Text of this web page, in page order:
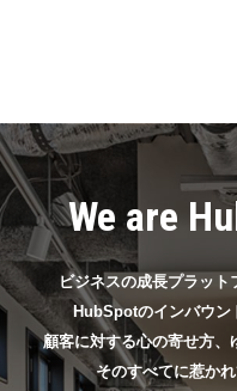
We are
ビジネスの成長プラット
HubSpotのインバウン
顧客に対する心の寄せ方、
そのすべてに惹か